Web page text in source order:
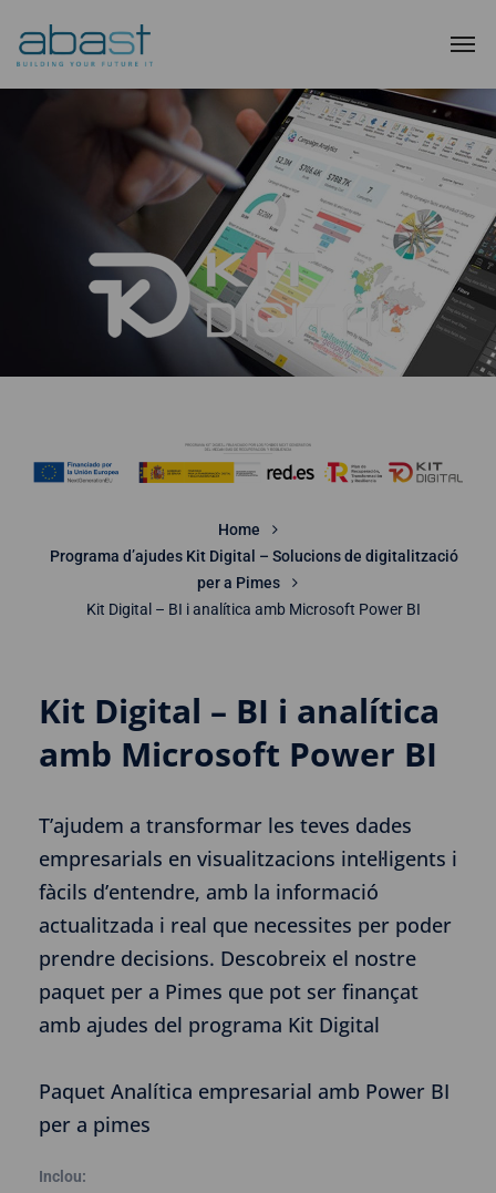
Home
Programa d’ajudes Kit Digital – Solucions de digitalització
per a Pimes
Kit Digital – BI i analítica amb Microsoft Power BI
Kit Digital – BI i analítica
amb Microsoft Power BI
T’ajudem a transformar les teves dades
empresarials en visualitzacions intel·ligents i
fàcils d’entendre, amb la informació
actualitzada i real que necessites per poder
prendre decisions. Descobreix el nostre
paquet per a Pimes que pot ser finançat
amb ajudes del programa Kit Digital
Paquet Analítica empresarial amb Power BI
per a pimes
Inclou: